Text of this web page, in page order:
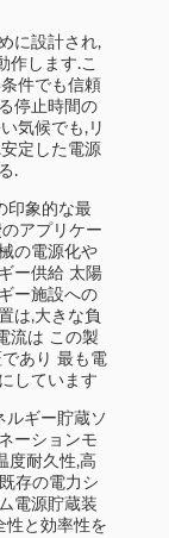
に設計され,
作します.こ
件でも信頼
停止時間の
気候でも,リ
定した電源
.
印象的な最
アプリケー
の電源化や
ー供給 太陽
ー施設への
は,大きな負
流は この製
あり 最も電
しています
ルギー貯蔵ソ
ーションモ
度耐久性,高
存の電力シ
電源貯蔵装
性と効率性を